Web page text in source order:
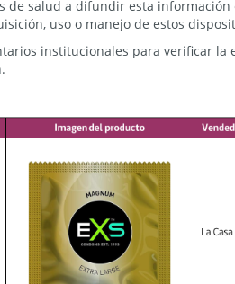
de salud a difundir esta
uso o manejo de estos
institucionales para verificar la